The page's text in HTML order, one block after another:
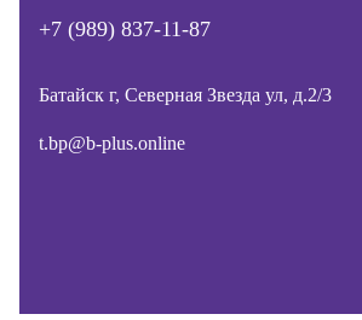
+7 (989) 837-11-87
Батайск г, Северная Звезда ул, д.2/3
t.bp@b-plus.online